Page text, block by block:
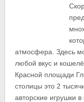
атмосфера. Здесь
любой вкус и
Красной площади
столицы это 2
авторские игрушки